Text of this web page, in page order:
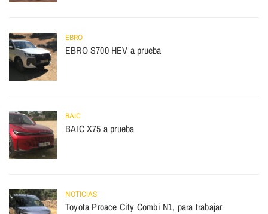
EBRO
EBRO S700 HEV a prueba
BAIC
BAIC X75 a prueba
NOTICIAS
Toyota Proace City Combi N1, para trabajar